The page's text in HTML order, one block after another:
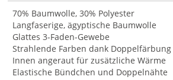
70% Baumwolle, 30% Polyester
Langfaserige, ägyptische Baumwolle
Glattes 3-Faden-Gewebe
Strahlende Farben dank Doppelfärbung
Innen angeraut für zusätzliche Wärme
Elastische Bündchen und Doppelnähte